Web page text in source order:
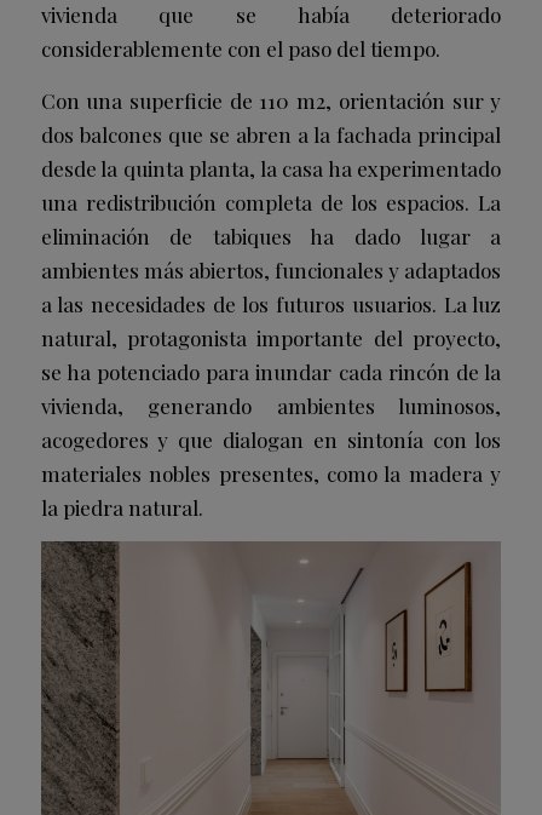
vivienda que se había deteriorado
considerablemente con el paso del tiempo.
Con una superficie de 110 m2, orientación sur y
dos balcones que se abren a la fachada principal
desde la quinta planta, la casa ha experimentado
una redistribución completa de los espacios. La
eliminación de tabiques ha dado lugar a
ambientes más abiertos, funcionales y adaptados
a las necesidades de los futuros usuarios. La luz
natural, protagonista importante del proyecto,
se ha potenciado para inundar cada rincón de la
vivienda, generando ambientes luminosos,
acogedores y que dialogan en sintonía con los
materiales nobles presentes, como la madera y
la piedra natural.